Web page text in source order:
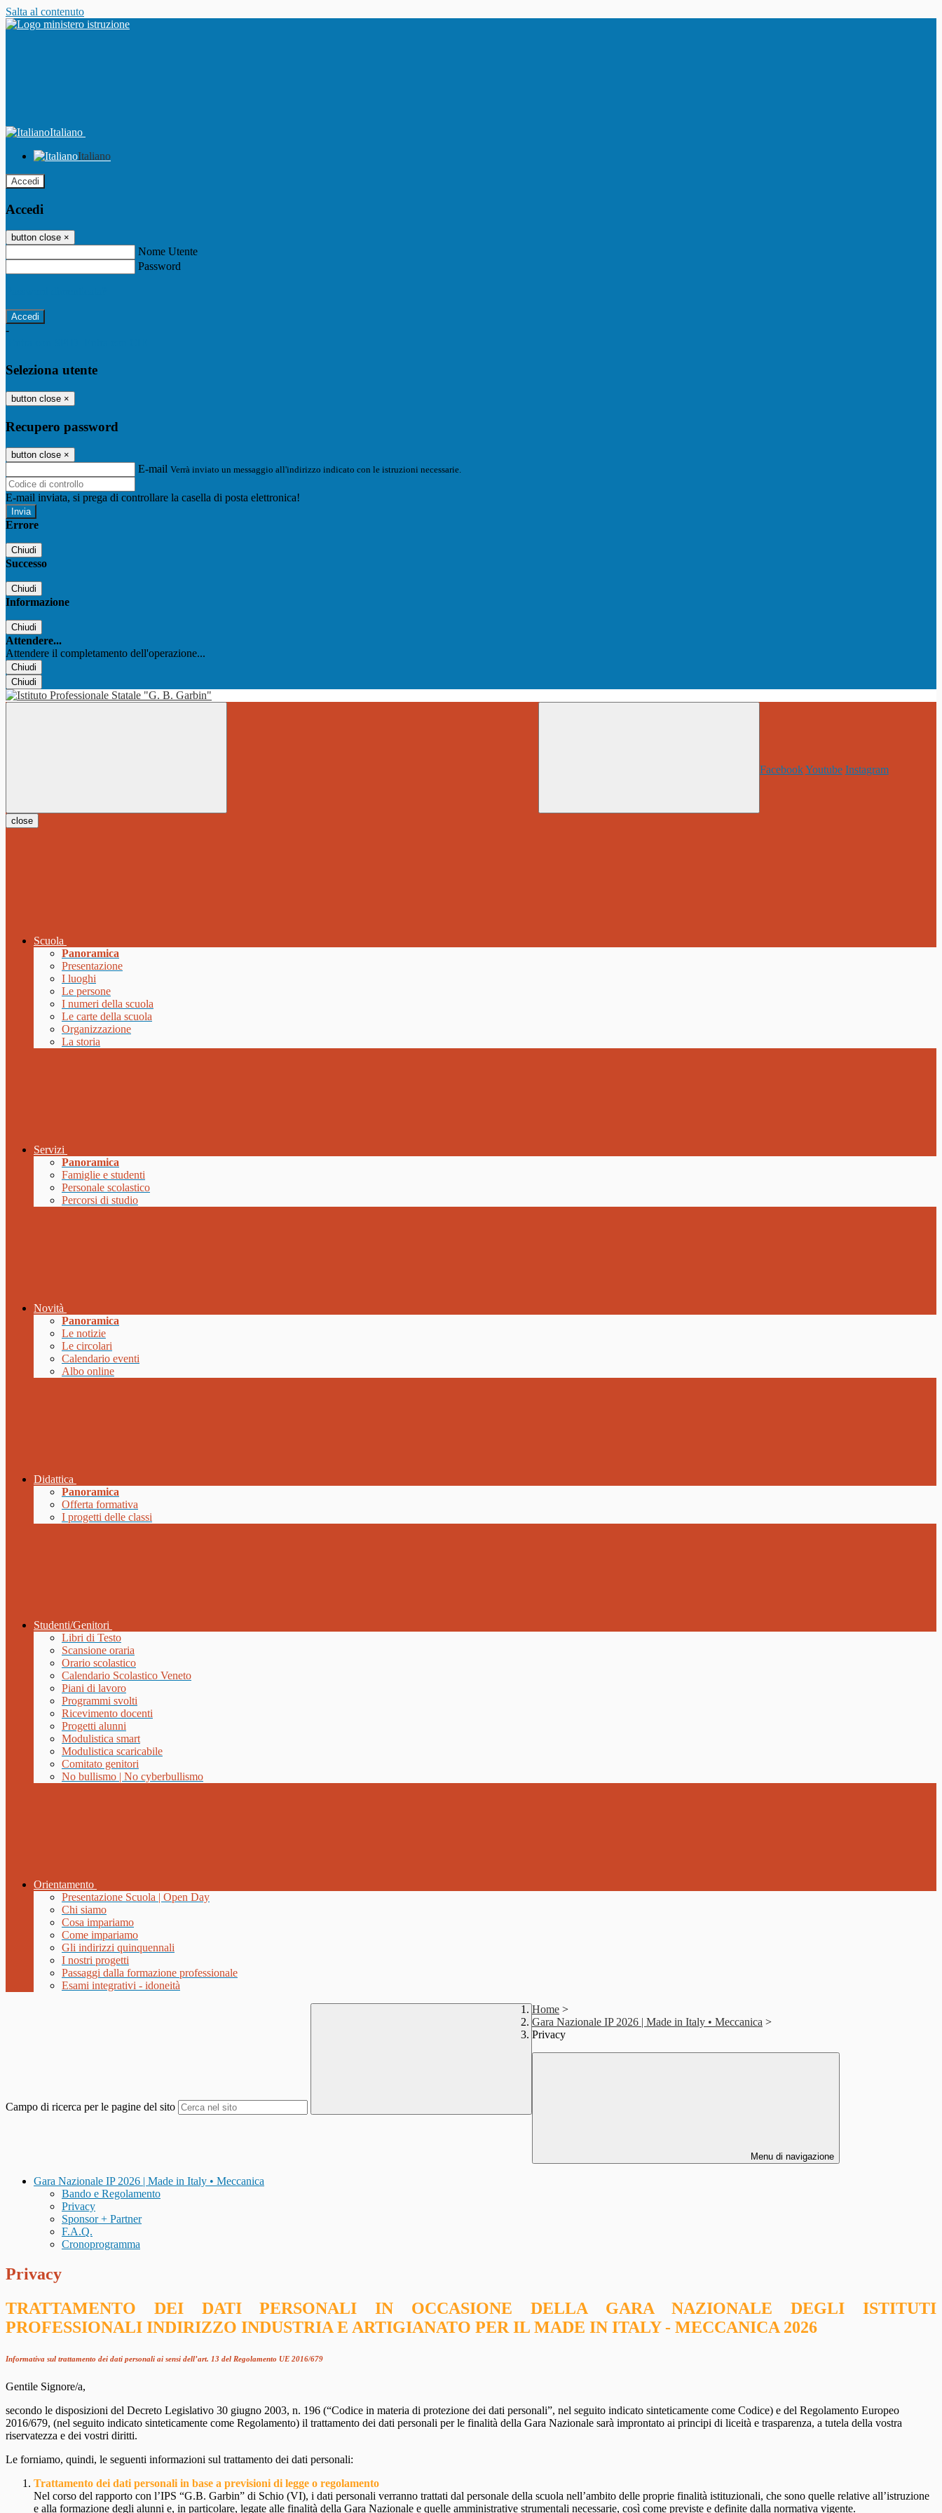
Salta al contenuto
Italiano
Italiano
Accedi
Accedi
button close ×
Nome Utente
Password
-
Seleziona utente
button close ×
Recupero password
button close ×
E-mail Verrà inviato un messaggio all'indirizzo indicato con le istruzioni necessarie.
E-mail inviata, si prega di controllare la casella di posta elettronica!
Errore
Chiudi
Successo
Chiudi
Informazione
Chiudi
Attendere...
Attendere il completamento dell'operazione...
Chiudi
Chiudi
FacebookYoutube Instagram
close
Scuola
Panoramica
Presentazione
I luoghi
Le persone
I numeri della scuola
Le carte della scuola
Organizzazione
La storia
Servizi
Panoramica
Famiglie e studenti
Personale scolastico
Percorsi di studio
Novità
Panoramica
Le notizie
Le circolari
Calendario eventi
Albo online
Didattica
Panoramica
Offerta formativa
I progetti delle classi
Studenti/Genitori
Libri di Testo
Scansione oraria
Orario scolastico
Calendario Scolastico Veneto
Piani di lavoro
Programmi svolti
Ricevimento docenti
Progetti alunni
Modulistica smart
Modulistica scaricabile
Comitato genitori
No bullismo | No cyberbullismo
Orientamento
Presentazione Scuola | Open Day
Chi siamo
Cosa impariamo
Come impariamo
Gli indirizzi quinquennali
I nostri progetti
Passaggi dalla formazione professionale
Esami integrativi - idoneità
Campo di ricerca per le pagine del sito
Home >
Gara Nazionale IP 2026 | Made in Italy • Meccanica >
Privacy
Menu di navigazione
Gara Nazionale IP 2026 | Made in Italy • Meccanica
Bando e Regolamento
Privacy
Sponsor + Partner
F.A.Q.
Cronoprogramma
Privacy
TRATTAMENTO DEI DATI PERSONALI IN OCCASIONE DELLA GARA NAZIONALE DEGLI ISTITUTI
PROFESSIONALI INDIRIZZO INDUSTRIA E ARTIGIANATO PER IL MADE IN ITALY - MECCANICA 2026
Informativa sul trattamento dei dati personali ai sensi dell’art. 13 del Regolamento UE 2016/679
Gentile Signore/a,
secondo le disposizioni del Decreto Legislativo 30 giugno 2003, n. 196 (“Codice in materia di protezione dei dati personali”, nel seguito indicato sinteticamente come Codice) e del Regolamento Europeo
2016/679, (nel seguito indicato sinteticamente come Regolamento) il trattamento dei dati personali per le finalità della Gara Nazionale sarà improntato ai principi di liceità e trasparenza, a tutela della vostra
riservatezza e dei vostri diritti.
Le forniamo, quindi, le seguenti informazioni sul trattamento dei dati personali:
Trattamento dei dati personali in base a previsioni di legge o regolamento
Nel corso del rapporto con l’IPS “G.B. Garbin” di Schio (VI), i dati personali verranno trattati dal personale della scuola nell’ambito delle proprie finalità istituzionali, che sono quelle relative all’istruzione
e alla formazione degli alunni e, in particolare, legate alle finalità della Gara Nazionale e quelle amministrative strumentali necessarie, così come previste e definite dalla normativa vigente.